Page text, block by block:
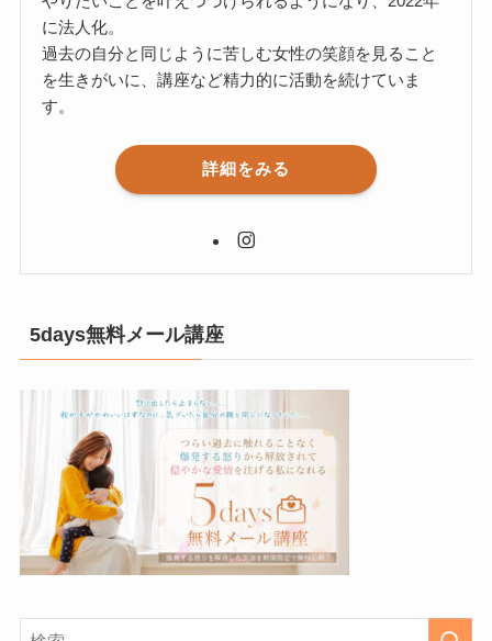
に法人化。
過去の自分と同じように苦しむ女性の笑顔を見ること
を生きがいに、講座など精力的に活動を続けていま
す。
詳細をみる
5days無料メール講座